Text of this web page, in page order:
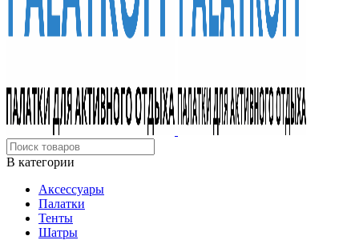
В категории
Аксессуары
Палатки
Тенты
Шатры